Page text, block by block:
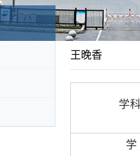
王晚香
学
学